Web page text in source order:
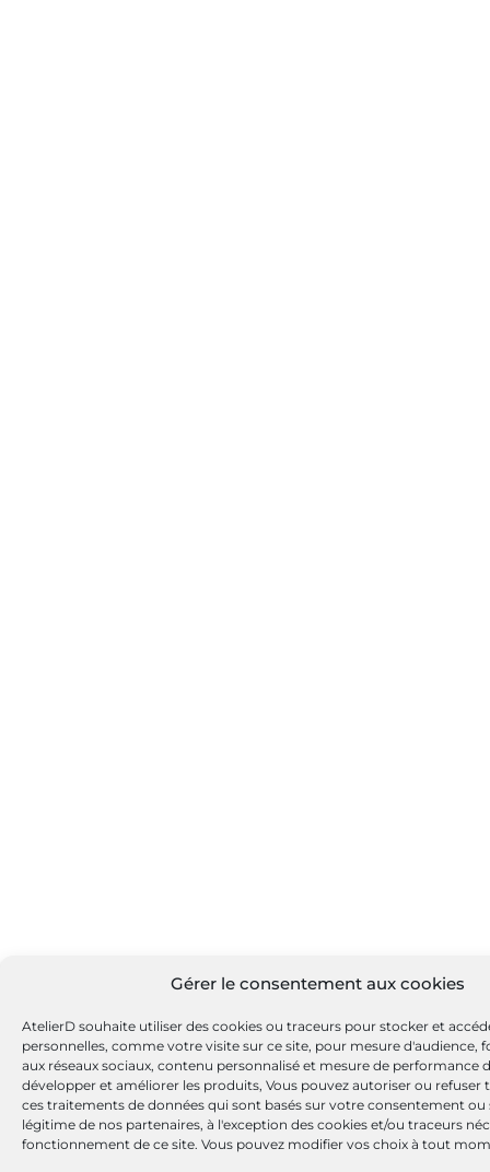
Gérer le consentement aux cookies
AtelierD souhaite utiliser des cookies ou traceurs pour stocker et
personnelles, comme votre visite sur ce site, pour mesure d'audience,
aux réseaux sociaux, contenu personnalisé et mesure de performance
développer et améliorer les produits, Vous pouvez autoriser ou refuser
ces traitements de données qui sont basés sur votre consentement ou
légitime de nos partenaires, à l'exception des cookies et/ou traceurs
fonctionnement de ce site. Vous pouvez modifier vos choix à tout